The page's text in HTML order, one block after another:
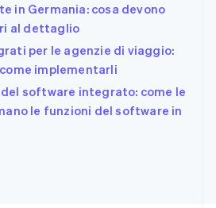
in Germania: cosa devono
al dettaglio
per le agenzie di viaggio:
implementarli
software integrato: come le
le funzioni del software in